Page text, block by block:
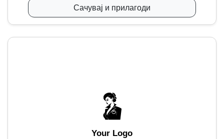
Сачувај и прилагоди
Your Logo